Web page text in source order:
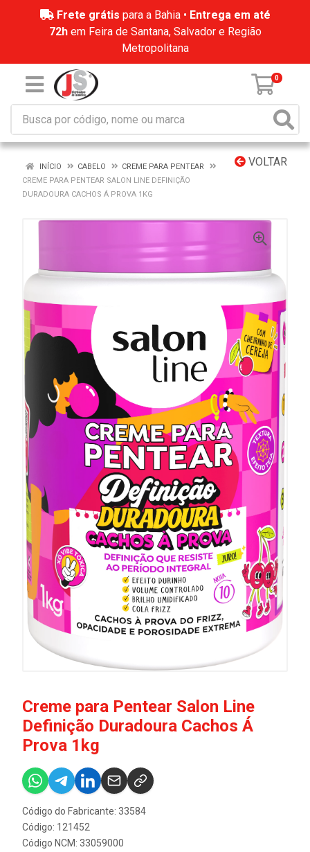
Frete grátis para a Bahia • Entrega em até
72hem Feira de Santana, Salvador e Região
Metropolitana
0
VOLTAR
INÍCIO CABELO
CREME PARA PENTEAR
CREME PARA PENTEAR SALON LINE DEFINIÇÃO
DURADOURA CACHOS Á PROVA 1KG
Creme para Pentear Salon Line
Definição Duradoura Cachos Á
Prova 1kg
Código do Fabricante: 33584
Código: 121452
Código NCM: 33059000